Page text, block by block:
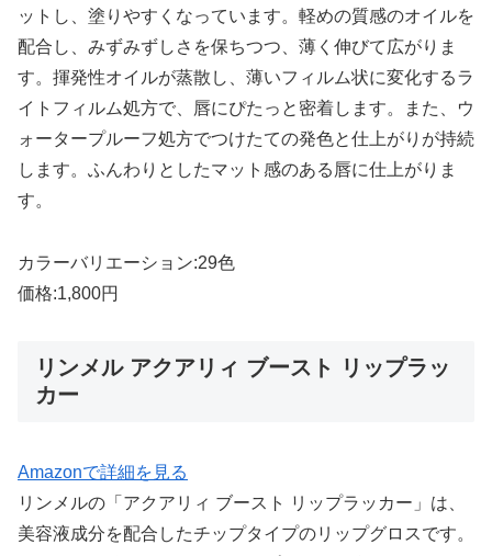
ットし、塗りやすくなっています。軽めの質感のオイルを
配合し、みずみずしさを保ちつつ、薄く伸びて広がりま
す。揮発性オイルが蒸散し、薄いフィルム状に変化するラ
イトフィルム処方で、唇にぴたっと密着します。また、ウ
ォータープルーフ処方でつけたての発色と仕上がりが持続
します。ふんわりとしたマット感のある唇に仕上がりま
す。
カラーバリエーション:29色
価格:1,800円
リンメル アクアリィ ブースト リップラッ
カー
Amazonで詳細を見る
リンメルの「アクアリィ ブースト リップラッカー」は、
美容液成分を配合したチップタイプのリップグロスです。